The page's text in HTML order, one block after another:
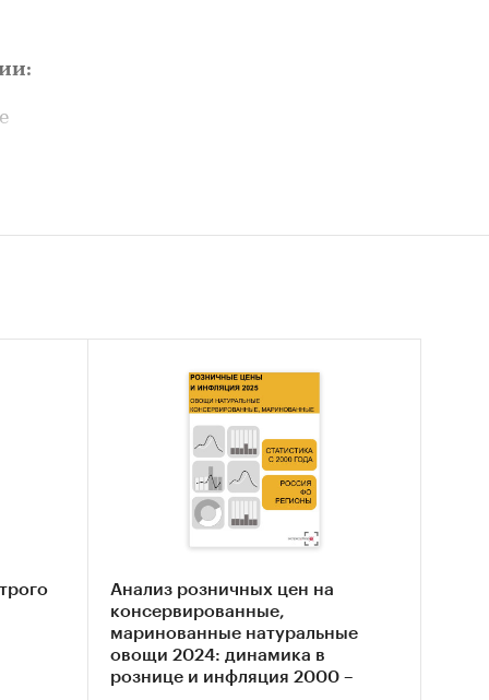
с
тем
Анализ розничных цен на
консервированные,
маринованные натуральные
овощи 2024: динамика в
рознице и инфляция 2000 –